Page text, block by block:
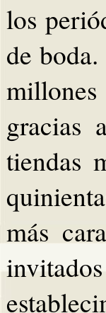
los
de
gracias
tiendas
más